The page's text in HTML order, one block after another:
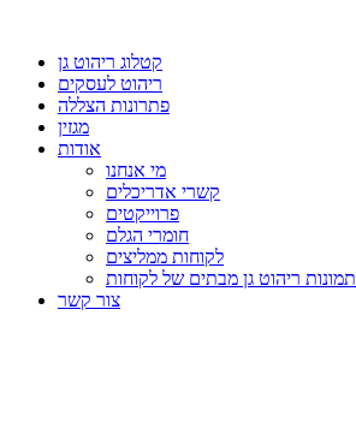
קטלוג ריהוט גן
ריהוט לעסקים
פתרונות הצללה
מגזין
אודות
מי אנחנו
קשרי אדריכלים
פרוייקטים
חומרי הגלם
לקוחות ממליצים
תמונות ריהוט גן מבתים של לקוחות
צור קשר